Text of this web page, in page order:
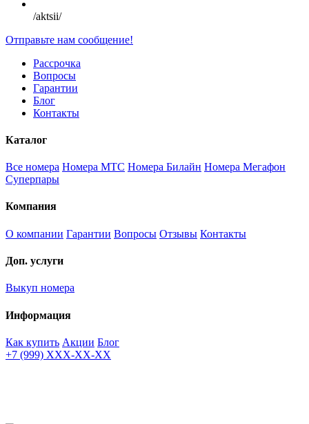
/aktsii/
Отправьте нам сообщение!
Рассрочка
Вопросы
Гарантии
Блог
Контакты
Каталог
Все номера Номера МТС Номера Билайн Номера Мегафон
Суперпары
Компания
О компании Гарантии Вопросы Отзывы Контакты
Доп. услуги
Выкуп номера
Информация
Как купить Акции Блог
+7 (999) XXX-XX-XX